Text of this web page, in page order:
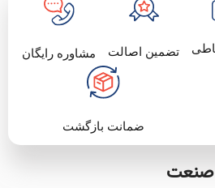
تضمین اصالت مشاوره رایگان
ضمانت بازگشت
صنعت